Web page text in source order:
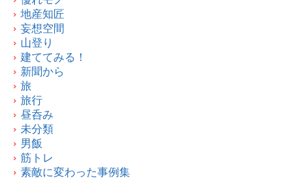
地産知匠
妄想空間
山登り
建ててみる！
新聞から
旅
旅行
昼呑み
未分類
男飯
筋トレ
素敵に変わった事例集